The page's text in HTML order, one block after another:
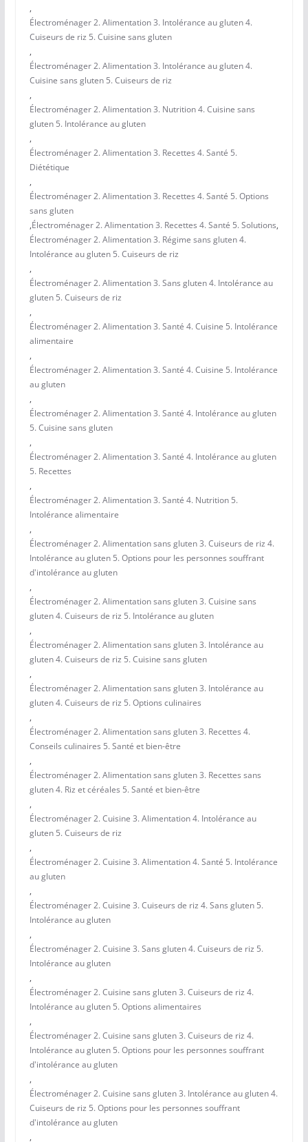
,
Électroménager 2. Alimentation 3. Intolérance au gluten 4.
Cuiseurs de riz 5. Cuisine sans gluten
,
Électroménager 2. Alimentation 3. Intolérance au gluten 4.
Cuisine sans gluten 5. Cuiseurs de riz
,
Électroménager 2. Alimentation 3. Nutrition 4. Cuisine sans
gluten 5. Intolérance au gluten
,
Électroménager 2. Alimentation 3. Recettes 4. Santé 5.
Diététique
,
Électroménager 2. Alimentation 3. Recettes 4. Santé 5. Options
sans gluten
,Électroménager 2. Alimentation 3. Recettes 4. Santé 5. Solutions,
Électroménager 2. Alimentation 3. Régime sans gluten 4.
Intolérance au gluten 5. Cuiseurs de riz
,
Électroménager 2. Alimentation 3. Sans gluten 4. Intolérance au
gluten 5. Cuiseurs de riz
,
Électroménager 2. Alimentation 3. Santé 4. Cuisine 5. Intolérance
alimentaire
,
Électroménager 2. Alimentation 3. Santé 4. Cuisine 5. Intolérance
au gluten
,
Électroménager 2. Alimentation 3. Santé 4. Intolérance au gluten
5. Cuisine sans gluten
,
Électroménager 2. Alimentation 3. Santé 4. Intolérance au gluten
5. Recettes
,
Électroménager 2. Alimentation 3. Santé 4. Nutrition 5.
Intolérance alimentaire
,
Électroménager 2. Alimentation sans gluten 3. Cuiseurs de riz 4.
Intolérance au gluten 5. Options pour les personnes souffrant
d'intolérance au gluten
,
Électroménager 2. Alimentation sans gluten 3. Cuisine sans
gluten 4. Cuiseurs de riz 5. Intolérance au gluten
,
Électroménager 2. Alimentation sans gluten 3. Intolérance au
gluten 4. Cuiseurs de riz 5. Cuisine sans gluten
,
Électroménager 2. Alimentation sans gluten 3. Intolérance au
gluten 4. Cuiseurs de riz 5. Options culinaires
,
Électroménager 2. Alimentation sans gluten 3. Recettes 4.
Conseils culinaires 5. Santé et bien-être
,
Électroménager 2. Alimentation sans gluten 3. Recettes sans
gluten 4. Riz et céréales 5. Santé et bien-être
,
Électroménager 2. Cuisine 3. Alimentation 4. Intolérance au
gluten 5. Cuiseurs de riz
,
Électroménager 2. Cuisine 3. Alimentation 4. Santé 5. Intolérance
au gluten
,
Électroménager 2. Cuisine 3. Cuiseurs de riz 4. Sans gluten 5.
Intolérance au gluten
,
Électroménager 2. Cuisine 3. Sans gluten 4. Cuiseurs de riz 5.
Intolérance au gluten
,
Électroménager 2. Cuisine sans gluten 3. Cuiseurs de riz 4.
Intolérance au gluten 5. Options alimentaires
,
Électroménager 2. Cuisine sans gluten 3. Cuiseurs de riz 4.
Intolérance au gluten 5. Options pour les personnes souffrant
d'intolérance au gluten
,
Électroménager 2. Cuisine sans gluten 3. Intolérance au gluten 4.
Cuiseurs de riz 5. Options pour les personnes souffrant
d'intolérance au gluten
,